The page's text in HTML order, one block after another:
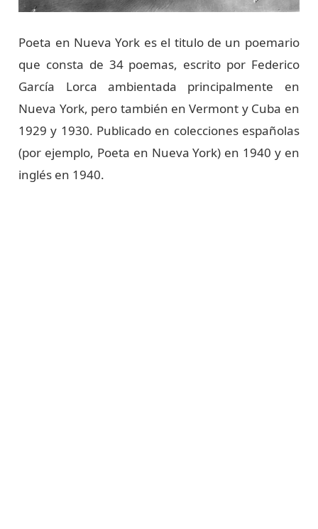
Poeta en Nueva York es el titulo de un poemario
que consta de 34 poemas, escrito por Federico
García Lorca ambientada principalmente en
Nueva York, pero también en Vermont y Cuba en
1929 y 1930. Publicado en colecciones españolas
(por ejemplo, Poeta en Nueva York) en 1940 y en
inglés en 1940.